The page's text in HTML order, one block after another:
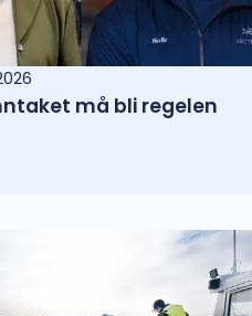
må bli regelen